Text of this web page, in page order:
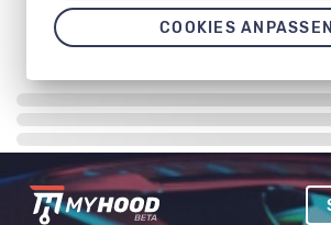
COOKIES ANPASSEN